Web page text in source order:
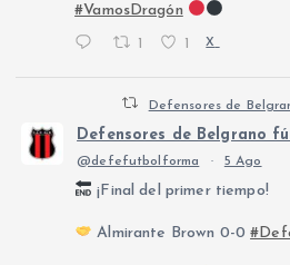
#VamosDragón
1 1 X
Defensores de
Defensores de Belgrano
@defefutbolforma · 5 Ago
¡Final del primer tiempo!
Almirante Brown 0-0